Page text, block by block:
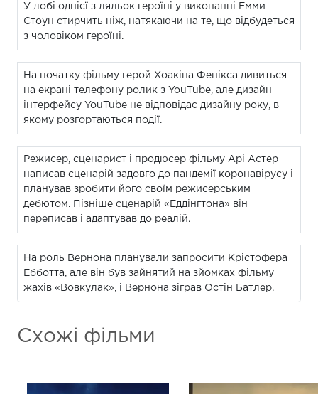
У лобі однієї з ляльок героїні у виконанні Емми
Стоун стирчить ніж, натякаючи на те, що відбудеться
з чоловіком героїні.
На початку фільму герой Хоакіна Фенікса дивиться
на екрані телефону ролик з YouTube, але дизайн
інтерфейсу YouTube не відповідає дизайну року, в
якому розгортаються події.
Режисер, сценарист і продюсер фільму Арі Астер
написав сценарій задовго до пандемії коронавірусу і
планував зробити його своїм режисерським
дебютом. Пізніше сценарій «Еддінгтона» він
переписав і адаптував до реалій.
На роль Вернона планували запросити Крістофера
Ебботта, але він був зайнятий на зйомках фільму
жахів «Вовкулак», і Вернона зіграв Остін Батлер.
Схожі фільми